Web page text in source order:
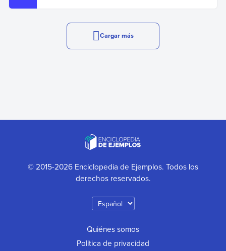
Cargar más
© 2015-2026 Enciclopedia de Ejemplos. Todos los
derechos reservados.
Quiénes somos
Política de privacidad